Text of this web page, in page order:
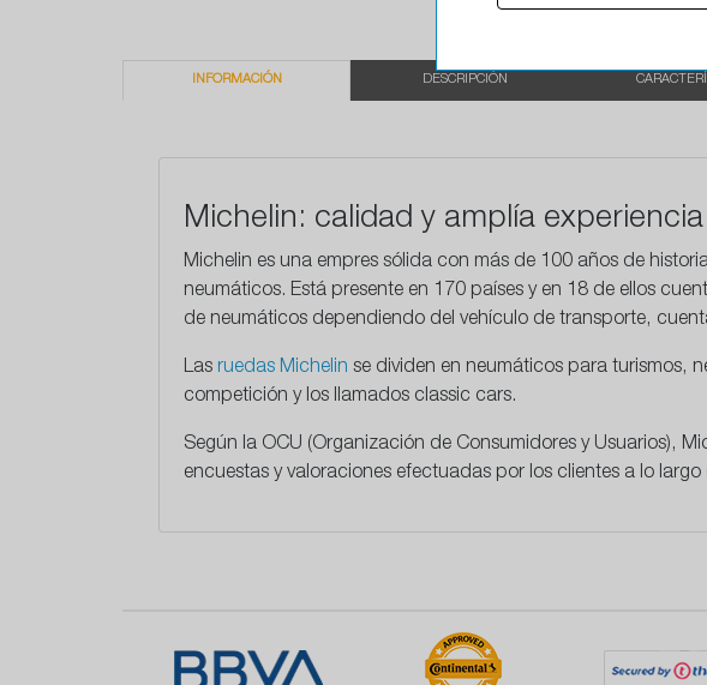
INFORMACIÓN DESCRIPCIÓN
Michelin: calidad y amplía
Michelin es una empres sólida con más de 100 años de
neumáticos. Está presente en 170 países y en 18 de ellos
de neumáticos dependiendo del vehículo de transporte,
Las ruedas Michelin se dividen en neumáticos para turismos,
competición y los llamados classic cars.
Según la OCU (Organización de Consumidores y Usuarios),
encuestas y valoraciones efectuadas por los clientes a lo